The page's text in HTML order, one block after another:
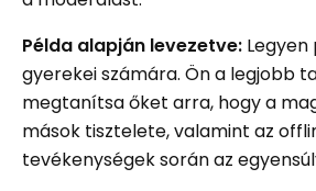
Példa alapján levezetve:
gyerekei számára. Ön a legjobb
megtanítsa őket arra, hogy a
mások tisztelete, valamint az
tevékenységek során az